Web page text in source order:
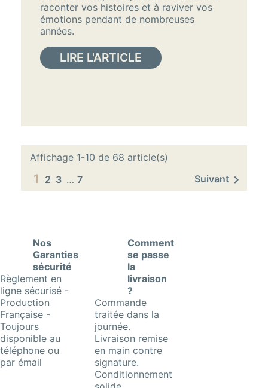
raconter vos histoires et à raviver vos
émotions pendant de nombreuses
années.
LIRE L'ARTICLE
Affichage 1-10 de 68 article(s)
1 2 3 … 7 Suivant 
Nos
Garanties
sécurité
Règlement en
ligne sécurisé -
Production
Française -
Toujours
disponible au
téléphone ou
par émail
Comment
se passe
la
livraison
?
Commande
traitée dans la
journée.
Livraison remise
en main contre
signature.
Conditionnement